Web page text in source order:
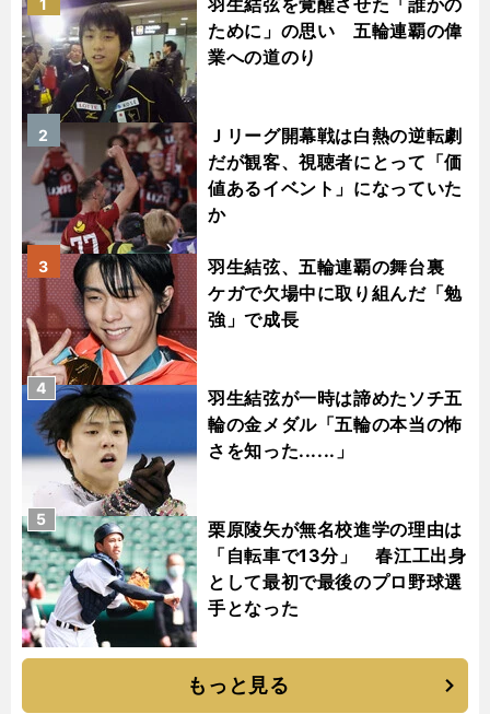
羽生結弦を覚醒させた「誰かの
ために」の思い 五輪連覇の偉
業への道のり
1
Ｊリーグ開幕戦は白熱の逆転劇
だが観客、視聴者にとって「価
値あるイベント」になっていた
か
2
羽生結弦、五輪連覇の舞台裏
ケガで欠場中に取り組んだ「勉
強」で成長
3
羽生結弦が一時は諦めたソチ五
輪の金メダル「五輪の本当の怖
さを知った......」
4
栗原陵矢が無名校進学の理由は
「自転車で13分」 春江工出身
として最初で最後のプロ野球選
手となった
5
もっと見る